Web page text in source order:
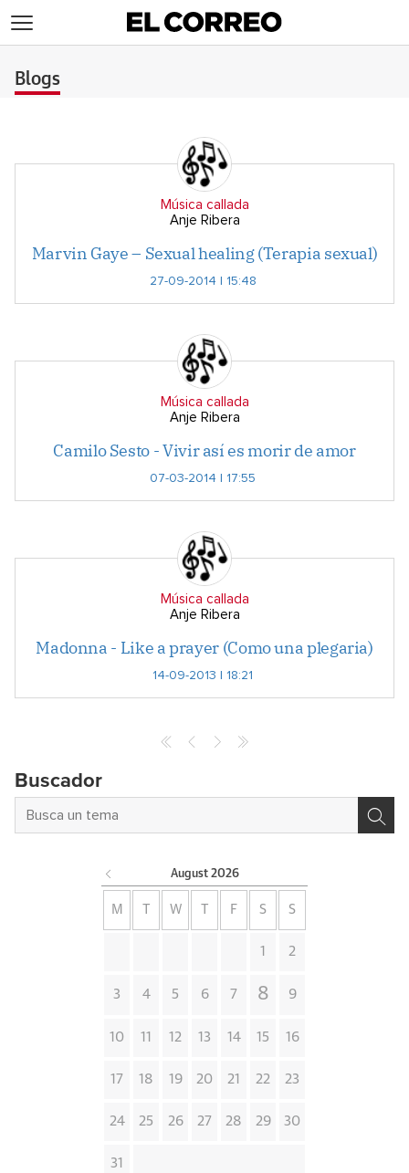
Blogs
Música callada
Anje Ribera
Marvin Gaye – Sexual healing (Terapia sexual)
27-09-2014 | 15:48
Música callada
Anje Ribera
Camilo Sesto - Vivir así es morir de amor
07-03-2014 | 17:55
Música callada
Anje Ribera
Madonna - Like a prayer (Como una plegaria)
14-09-2013 | 18:21
Buscador
August 2026
M W F S S
1 2
3 4 5 6 7 8 9
10 11 12 13 14 15 16
17 18 19 20 21 22 23
24 25 26 27 28 29 30
31